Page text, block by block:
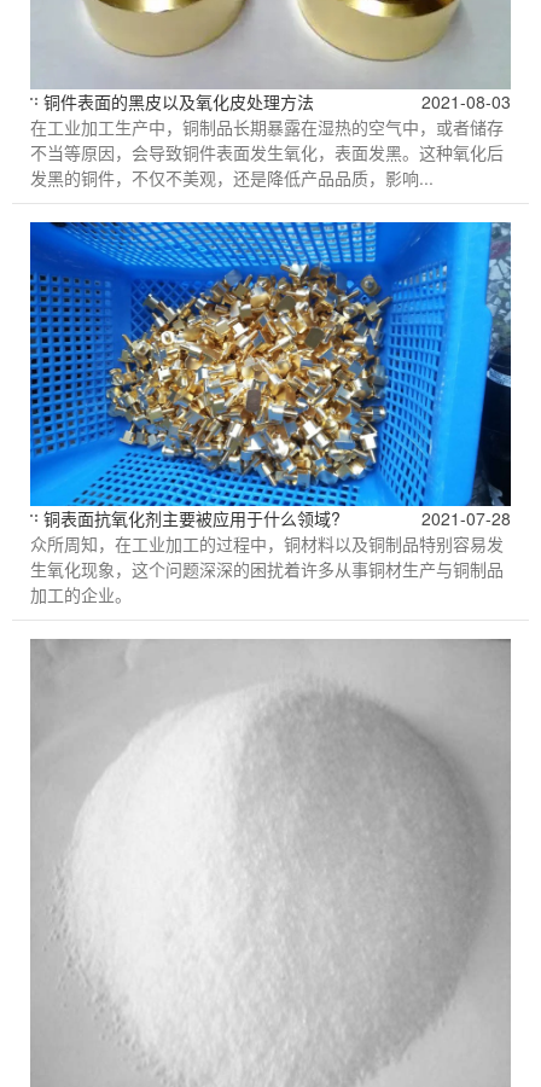
铜件表面的黑皮以及氧化皮处理方法
2021-08-03
在工业加工生产中，铜制品长期暴露在湿热的空气中，或者储存
不当等原因，会导致铜件表面发生氧化，表面发黑。这种氧化后
发黑的铜件，不仅不美观，还是降低产品品质，影响...
铜表面抗氧化剂主要被应用于什么领域?
2021-07-28
众所周知，在工业加工的过程中，铜材料以及铜制品特别容易发
生氧化现象，这个问题深深的困扰着许多从事铜材生产与铜制品
加工的企业。